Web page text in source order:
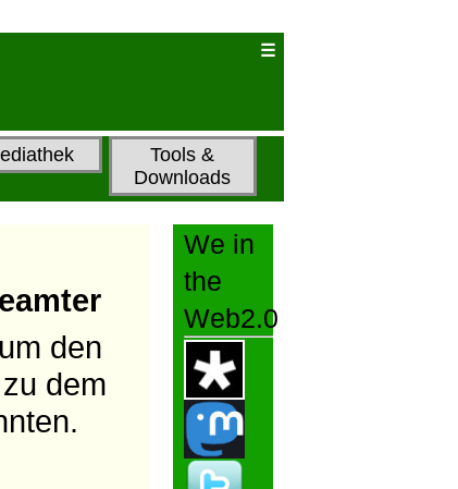
Tools &
Downloads
den
dem
We in
the
Web2.0